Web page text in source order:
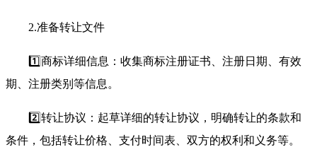
2.准备转让文件
1️⃣商标详细信息：收集商标注册证书、注册日期、有效
期、注册类别等信息。
2️⃣转让协议：起草详细的转让协议，明确转让的条款和
条件，包括转让价格、支付时间表、双方的权利和义务等。